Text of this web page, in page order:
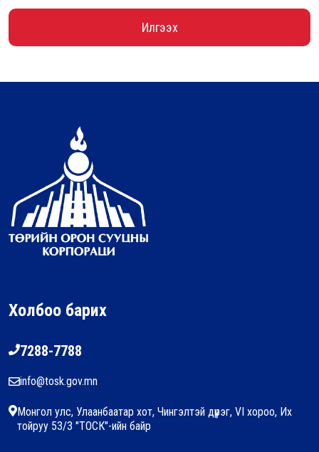
Илгээх
Холбоо барих
7288-7788
info@tosk.gov.mn
Монгол улс, Улаанбаатар хот, Чингэлтэй дүүрэг, VI хороо, Их
тойруу 53/3 "ТОСК"-ийн байр